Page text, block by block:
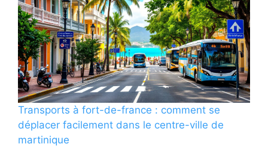
Transports à fort-de-france : comment se
déplacer facilement dans le centre-ville de
martinique